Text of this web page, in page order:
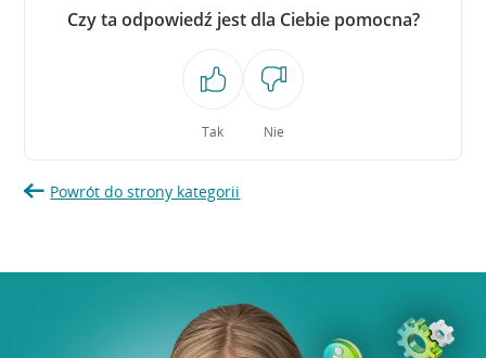
Czy ta odpowiedź jest dla Ciebie pomocna?
Tak Nie
Powrót do strony kategorii